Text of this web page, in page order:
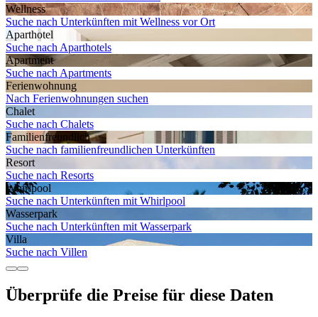
Wellness
Suche nach Unterkünften mit Wellness vor Ort
Aparthotel
Suche nach Aparthotels
Apartment
Suche nach Apartments
Ferien­wohnung
Nach Ferienwohnungen suchen
Chalet
Suche nach Chalets
Familien­freundlich
Suche nach familienfreundlichen Unterkünften
Resort
Suche nach Resorts
Whirlpool
Suche nach Unterkünften mit Whirlpool
Wasserpark
Suche nach Unterkünften mit Wasserpark
Villa
Suche nach Villen
Überprüfe die Preise für diese Daten